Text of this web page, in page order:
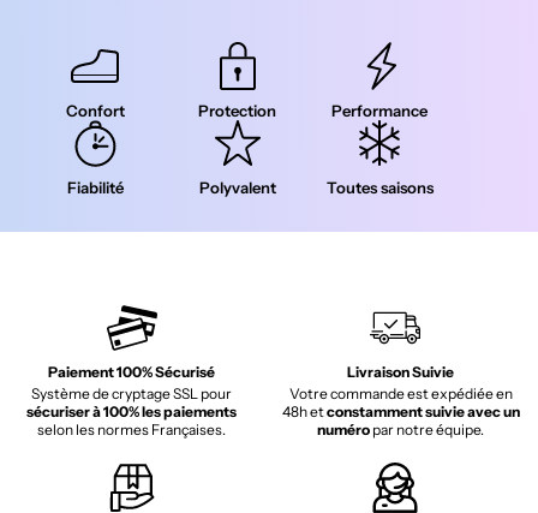
Confort Protection Performance
Fiabilité Polyvalent Toutes saisons
Paiement 100% Sécurisé
Système de cryptage SSL pour
sécuriser à 100% les paiements
selon les normes Françaises.
Livraison Suivie
Votre commande est expédiée en
48h etconstamment suivie avec un
numéro par notre équipe.